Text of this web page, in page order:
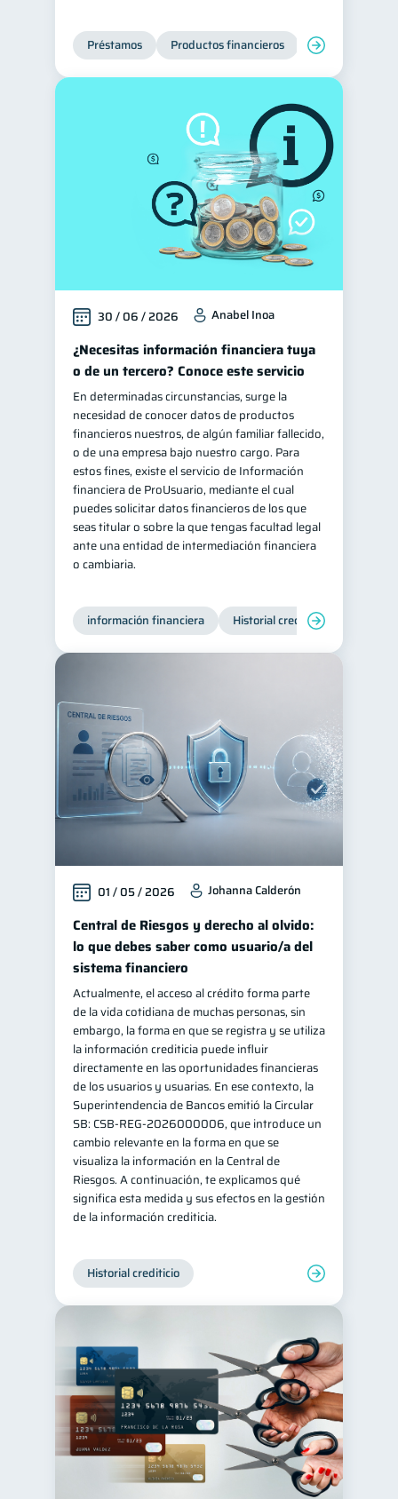
Servicios 4
Derechos & Deberes 4
Cuenta Inactiva
Finanzas Personales 1
Finanzas en Pareja 1
Educación Financiera 1
Retiro Doble sueldo
Gasto responsable
información financiera 1
Préstamos Productos financieros Manejo de
30 / 06 / 2026 Anabel Inoa
¿Necesitas información financiera tuya
o de un tercero? Conoce este servicio
En determinadas circunstancias, surge la
necesidad de conocer datos de productos
financieros nuestros, de algún familiar fallecido,
o de una empresa bajo nuestro cargo. Para
estos fines, existe el servicio de Información
financiera de ProUsuario, mediante el cual
puedes solicitar datos financieros de los que
seas titular o sobre la que tengas facultad legal
ante una entidad de intermediación financiera
o cambiaria.
información financiera Historial crediticio
01 / 05 / 2026 Johanna Calderón
Central de Riesgos y derecho al olvido:
lo que debes saber como usuario/a del
sistema financiero
Actualmente, el acceso al crédito forma parte
de la vida cotidiana de muchas personas, sin
embargo, la forma en que se registra y se utiliza
la información crediticia puede influir
directamente en las oportunidades financieras
de los usuarios y usuarias. En ese contexto, la
Superintendencia de Bancos emitió la Circular
SB: CSB-REG-2026000006, que introduce un
cambio relevante en la forma en que se
visualiza la información en la Central de
Riesgos. A continuación, te explicamos qué
significa esta medida y sus efectos en la gestión
de la información crediticia.
Historial crediticio